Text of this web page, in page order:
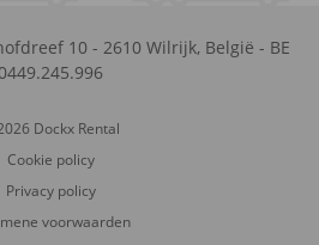
10 - 2610 Wilrijk, België - BE
Dockx Rental
Cookie policy
Privacy policy
voorwaarden